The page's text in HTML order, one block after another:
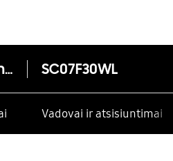
VC07F30WNLL - maišelio tipo, su cikloniniu filtru, 700 W SC07F30WL
Vadovai ir atsisiuntimai